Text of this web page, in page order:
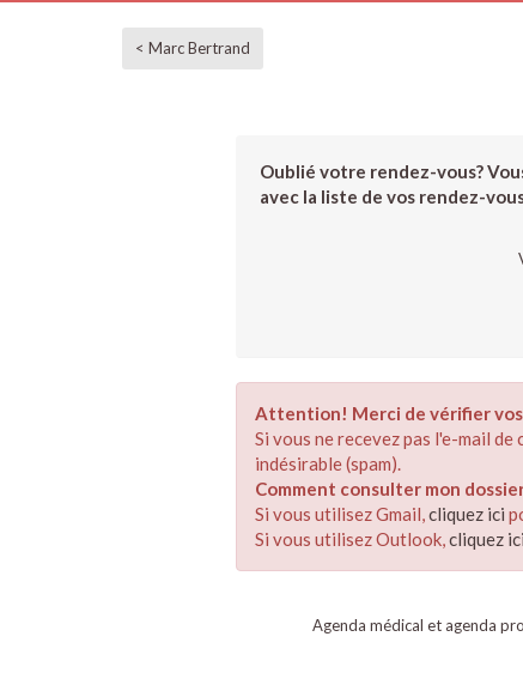
< Marc Bertrand
Oublié votre rendez-vous?
avec la liste de vos rendez-
Attention! Merci de vérifier vos
Si vous ne recevez pas l'e-mail
indésirable (spam).
Comment consulter mon
Si vous utilisez Gmail,cliquez ici
Si vous utilisez Outlook,cliquez ici
Agenda médical et agenda